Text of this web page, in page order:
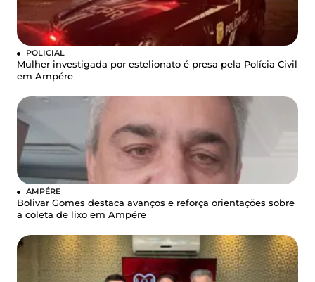
POLICIAL
Mulher investigada por estelionato é presa pela Polícia Civil
em Ampére
AMPÉRE
Bolivar Gomes destaca avanços e reforça orientações sobre
a coleta de lixo em Ampére